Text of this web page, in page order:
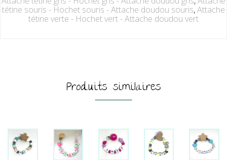
tétine souris - Hochet souris - Attache doudou souris,Attache
tétine verte - Hochet vert - Attache doudou vert
Produits similaires